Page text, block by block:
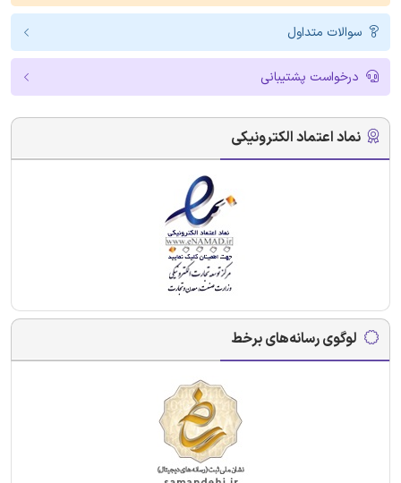
سوالات متداول
درخواست پشتیبانی
نماد اعتماد الکترونیکی
لوگوی رسانه‌های برخط